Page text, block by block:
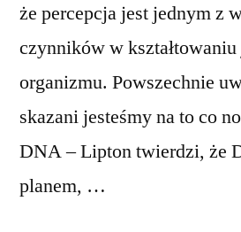
że percepcja jest jednym z
czynników w
organizmu. Powszechnie
skazani jesteśmy na to co
DNA – Lipton twierdzi, że
planem, …